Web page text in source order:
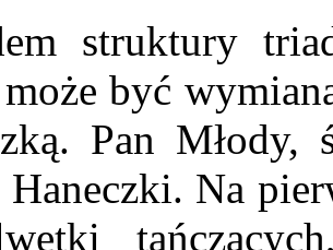
struktury
być
Pan Młody,
Haneczki. Na